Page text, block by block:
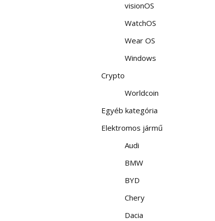
visionOS
WatchOS
Wear OS
Windows
Crypto
Worldcoin
Egyéb kategória
Elektromos jármű
Audi
BMW
BYD
Chery
Dacia